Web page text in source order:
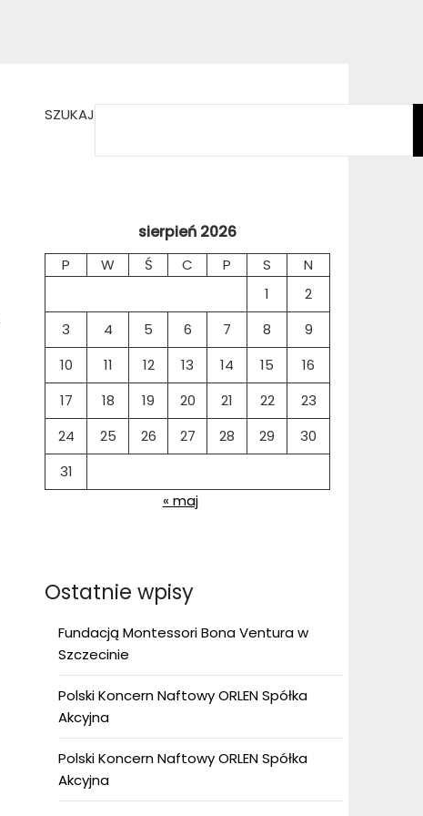
SZUKAJ
sierpień 2026
P W Ś C P S
N
1
2
3
4 5 6 7 8
9
10
11 12 13 14 15
16
17
18 19 20 21 22
23
24
25 26 27 28 29
30
31
« maj
Ostatnie wpisy
Fundacją Montessori Bona Ventura w
Szczecinie
Polski Koncern Naftowy ORLEN Spółka
Akcyjna
Polski Koncern Naftowy ORLEN Spółka
Akcyjna